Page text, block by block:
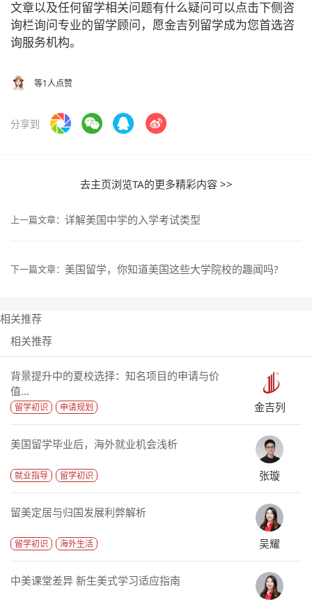
文章以及任何留学相关问题有什么疑问可以点击下侧咨
询栏询问专业的留学顾问，愿金吉列留学成为您首选咨
询服务机构。
等1人点赞
分享到
去主页浏览TA的更多精彩内容 >>
上一篇文章： 详解美国中学的入学考试类型
下一篇文章： 美国留学，你知道美国这些大学院校的趣闻吗?
相关推荐
相关推荐
背景提升中的夏校选择：知名项目的申请与价
值...
留学初识 申请规划 金吉列
美国留学毕业后，海外就业机会浅析
就业指导 留学初识 张璇
留美定居与归国发展利弊解析
留学初识 海外生活 吴耀
中美课堂差异 新生美式学习适应指南